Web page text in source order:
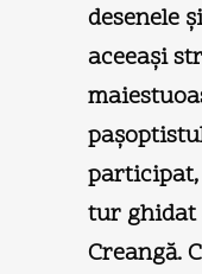
desenele
aceeaşi
tur ghidat
Creangă.